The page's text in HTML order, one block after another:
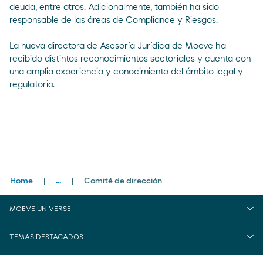
deuda, entre otros. Adicionalmente, también ha sido
responsable de las áreas de Compliance y Riesgos.
La nueva directora de Asesoría Jurídica de Moeve ha
recibido distintos reconocimientos sectoriales y cuenta con
una amplia experiencia y conocimiento del ámbito legal y
regulatorio.
Breadcrumbs
Home ... Comité de dirección
MOEVE UNIVERSE
TEMAS DESTACADOS